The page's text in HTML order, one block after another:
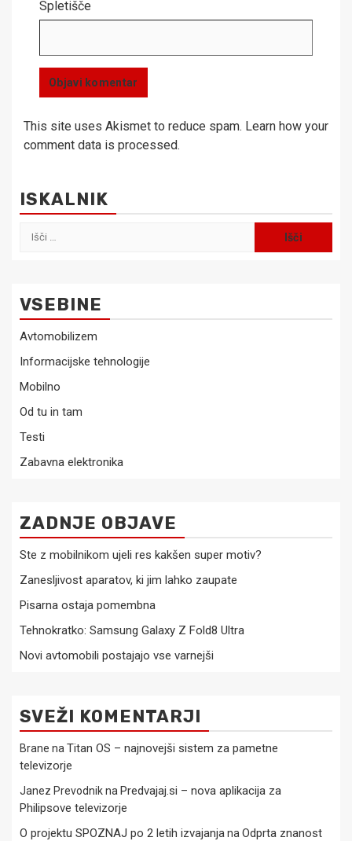
Spletišče
This site uses Akismet to reduce spam. Learn how your
comment data is processed.
ISKALNIK
Išči:
VSEBINE
Avtomobilizem
Informacijske tehnologije
Mobilno
Od tu in tam
Testi
Zabavna elektronika
ZADNJE OBJAVE
Ste z mobilnikom ujeli res kakšen super motiv?
Zanesljivost aparatov, ki jim lahko zaupate
Pisarna ostaja pomembna
Tehnokratko: Samsung Galaxy Z Fold8 Ultra
Novi avtomobili postajajo vse varnejši
SVEŽI KOMENTARJI
Brane na Titan OS – najnovejši sistem za pametne
televizorje
Janez Prevodnikna Predvajaj.si – nova aplikacija za
Philipsove televizorje
O projektu SPOZNAJ po 2 letih izvajanjana Odprta znanost